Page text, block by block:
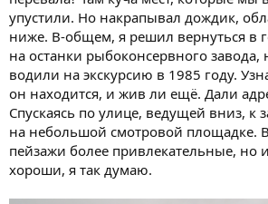
упустили. Но накрапывал дождик,
ниже. В-общем, я решил вернуться в
на останки рыбоконсервного завода,
водили на экскурсию в 1985 году.
он находится, и жив ли ещё. Дали
Спускаясь по улице, ведущей вниз, к
на небольшой смотровой площадке.
пейзажи более привлекательные, но
хороши, я так думаю.